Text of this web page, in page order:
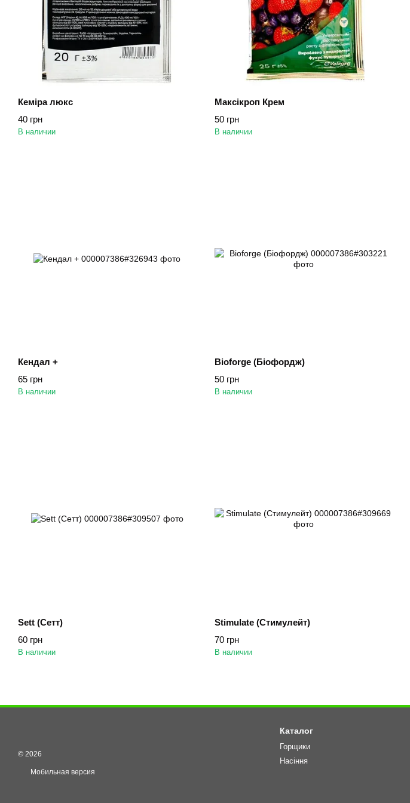
Кеміра люкс
40 грн
В наличии
Максікроп Крем
50 грн
В наличии
Кендал +
65 грн
В наличии
Bioforge (Біофордж)
50 грн
В наличии
Sett (Сетт)
60 грн
В наличии
Stimulate (Стимулейт)
70 грн
В наличии
© 2026
Мобильная версия
Каталог
Горщики
Насіння